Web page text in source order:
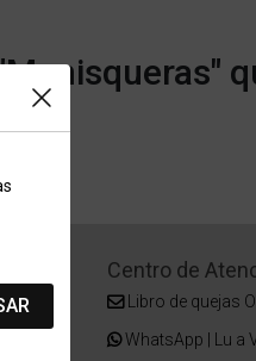
Centro de
Libro de quejas
WhatsApp | Lu a